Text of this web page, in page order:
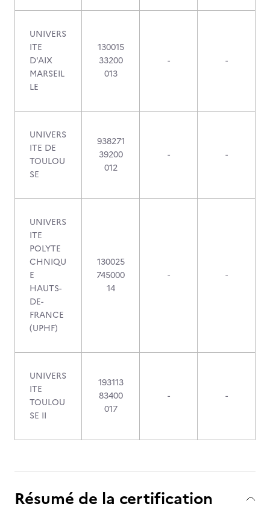
UNIVERS
ITE
D'AIX
MARSEIL
LE
130015
33200
013
- -
UNIVERS
ITE DE
TOULOU
SE
938271
39200
012
- -
UNIVERS
ITE
POLYTE
CHNIQU
E
HAUTS-
DE-
FRANCE
(UPHF)
130025
745000
14
- -
UNIVERS
ITE
TOULOU
SE II
193113
83400
017
- -
Résumé de la certification